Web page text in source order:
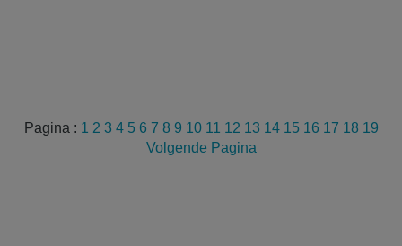
Pagina : 1 2 3 4 5 6 7 8 9 10 11 12 13 14 15 16 17 18 19
Volgende Pagina